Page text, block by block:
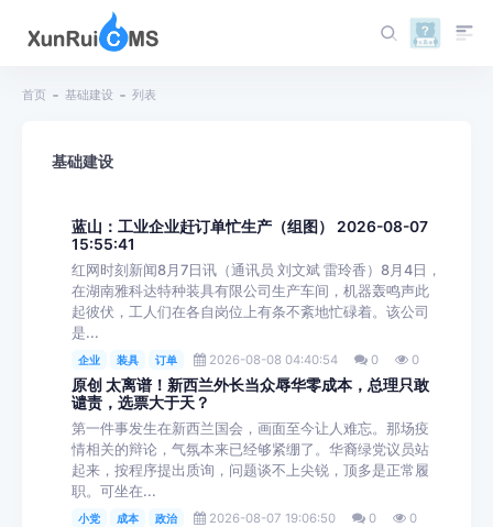
首页 基础建设 列表
基础建设
蓝山：工业企业赶订单忙生产（组图） 2026-08-07
15:55:41
红网时刻新闻8月7日讯（通讯员 刘文斌 雷玲香）8月4日，
在湖南雅科达特种装具有限公司生产车间，机器轰鸣声此
起彼伏，工人们在各自岗位上有条不紊地忙碌着。该公司
是...
企业 装具 订单 2026-08-08 04:40:54 0 0
原创 太离谱！新西兰外长当众辱华零成本，总理只敢
谴责，选票大于天？
第一件事发生在新西兰国会，画面至今让人难忘。那场疫
情相关的辩论，气氛本来已经够紧绷了。华裔绿党议员站
起来，按程序提出质询，问题谈不上尖锐，顶多是正常履
职。可坐在...
小党 成本 政治 2026-08-07 19:06:50 0 0